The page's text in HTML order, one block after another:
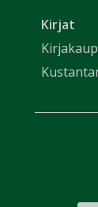
Kirjat